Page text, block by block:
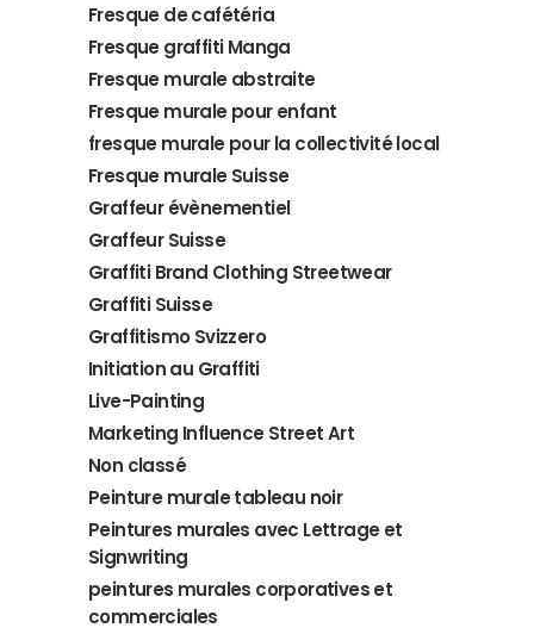
Fresque de cafétéria
Fresque graffiti Manga
Fresque murale abstraite
Fresque murale pour enfant
fresque murale pour la collectivité local
Fresque murale Suisse
Graffeur évènementiel
Graffeur Suisse
Graffiti Brand Clothing Streetwear
Graffiti Suisse
Graffitismo Svizzero
Initiation au Graffiti
Live-Painting
Marketing Influence Street Art
Non classé
Peinture murale tableau noir
Peintures murales avec Lettrage et
Signwriting
peintures murales corporatives et
commerciales